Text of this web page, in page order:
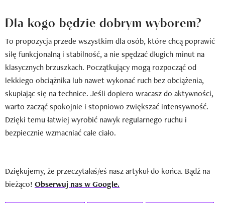
Dla kogo będzie dobrym wyborem?
To propozycja przede wszystkim dla osób, które chcą poprawić
siłę funkcjonalną i stabilność, a nie spędzać długich minut na
klasycznych brzuszkach. Początkujący mogą rozpocząć od
lekkiego obciążnika lub nawet wykonać ruch bez obciążenia,
skupiając się na technice. Jeśli dopiero wracasz do aktywności,
warto zacząć spokojnie i stopniowo zwiększać intensywność.
Dzięki temu łatwiej wyrobić nawyk regularnego ruchu i
bezpiecznie wzmacniać całe ciało.
Dziękujemy, że przeczytałaś/eś nasz artykuł do końca. Bądź na
bieżąco! Obserwuj nas w Google.